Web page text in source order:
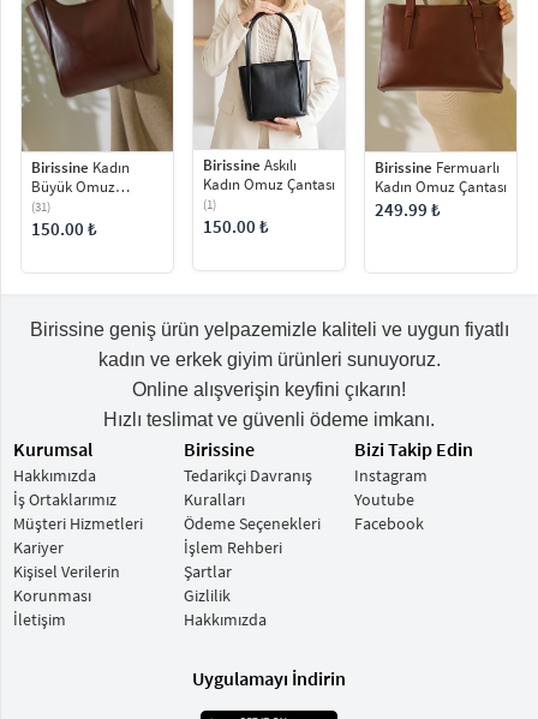
Birissine Kadın
Büyük Omuz
Çantası Günlük -
Spor
(31)
150.00 ₺
Birissine Askılı
Kadın Omuz Çantası
(1)
150.00 ₺
Birissine Fermuarlı
Kadın Omuz Çantası
249.99 ₺
Birissine geniş ürün yelpazemizle kaliteli ve uygun fiyatlı
kadın ve erkek giyim ürünleri sunuyoruz.
Online alışverişin keyfini çıkarın!
Hızlı teslimat ve güvenli ödeme imkanı.
Kurumsal
Hakkımızda
İş Ortaklarımız
Müşteri Hizmetleri
Kariyer
Kişisel Verilerin
Korunması
İletişim
Birissine
Tedarikçi Davranış
Kuralları
Ödeme Seçenekleri
İşlem Rehberi
Şartlar
Gizlilik
Hakkımızda
Bizi Takip Edin
Instagram
Youtube
Facebook
Uygulamayı İndirin